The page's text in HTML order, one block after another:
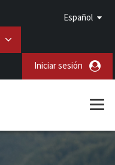
Español
Iniciar sesión